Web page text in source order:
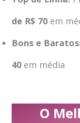
de R$ 70em
Bons e
40em média
O